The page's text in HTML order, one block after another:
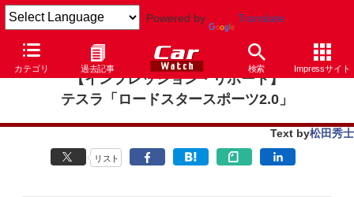
Powered by Translate
カテゴリ 過去記事 検索 Impressサイト
【インプレッション・リポート】
テスラ「ロードスタースポーツ2.0」
Text by松田秀士
リスト